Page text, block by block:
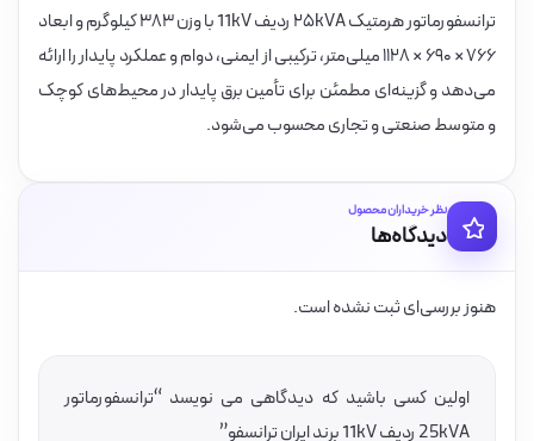
ترانسفورماتور هرمتیک ۲۵kVA ردیف 11kV با وزن ۳۸۳ کیلوگرم و ابعاد
۷۶۶ × ۶۹۰ × ۱۱۲۸ میلی‌متر، ترکیبی از ایمنی، دوام و عملکرد پایدار را ارائه
می‌دهد و گزینه‌ای مطمئن برای تأمین برق پایدار در محیط‌های کوچک
و متوسط صنعتی و تجاری محسوب می‌شود.
نظر خریداران محصول
دیدگاه‌ها
هنوز بررسی‌ای ثبت نشده است.
اولین کسی باشید که دیدگاهی می نویسد “ترانسفورماتور
25kVA ردیف 11kV برند ایران ترانسفو”